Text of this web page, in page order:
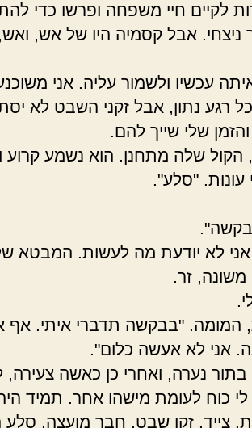
לקיים חיי משפחה ופרשו כדי
אבל קסמיה היו של אש, ואש,
עכשיו ולשמור עליה. אני
רגע נתון, אבל זקני השבט לא
שלי שייך להם.
שלה מתחנן. הוא נשמע קרוע
"סלע".
אני לא יודעת מה לעשות. המבטא
משונה, זר.
המומה. "בבקשה תדברי איתי.
אני לא אעשה כלום".
נערה, ואחרי כן כאשה צעירה,
כוח לעומת מישהו אחר. תמיד
צייד. זקן שבט. חבר מועצה. סלע